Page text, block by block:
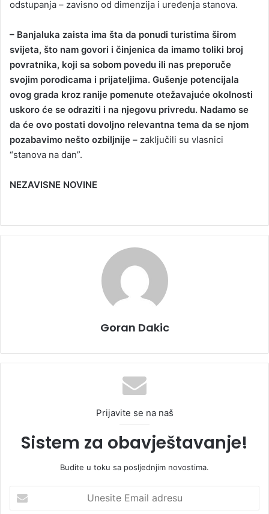
odstupanja – zavisno od dimenzija i uređenja stanova.
– Banjaluka zaista ima šta da ponudi turistima širom
svijeta, što nam govori i činjenica da imamo toliki broj
povratnika, koji sa sobom povedu ili nas preporuče
svojim porodicama i prijateljima. Gušenje potencijala
ovog grada kroz ranije pomenute otežavajuće okolnosti
uskoro će se odraziti i na njegovu privredu. Nadamo se
da će ovo postati dovoljno relevantna tema da se njom
pozabavimo nešto ozbiljnije – zaključili su vlasnici
“stanova na dan”.
NEZAVISNE NOVINE
Goran Dakic
Prijavite se na naš
Sistem za obavještavanje!
Budite u toku sa posljednjim novostima.